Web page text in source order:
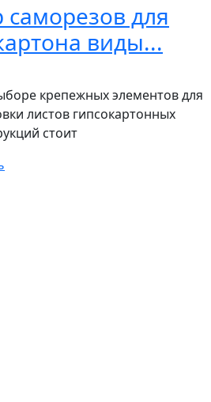
для
виды...
крепежных элементов для
листов гипсокартонных
стоит